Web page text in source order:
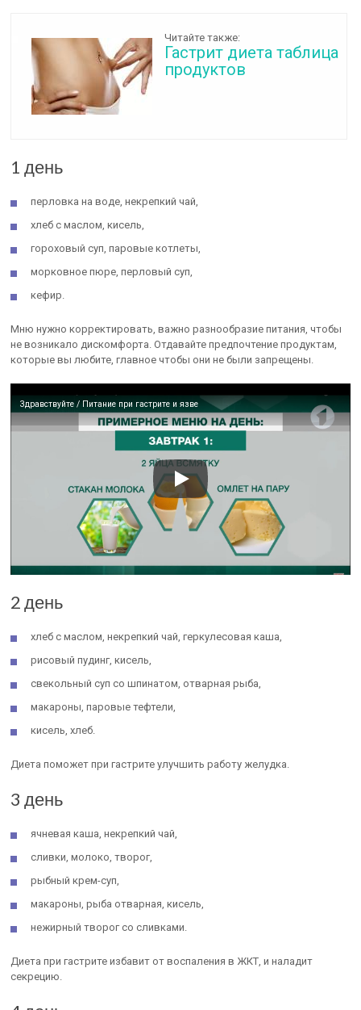
Читайте также:
Гастрит диета таблица
продуктов
1 день
перловка на воде, некрепкий чай,
хлеб с маслом, кисель,
гороховый суп, паровые котлеты,
морковное пюре, перловый суп,
кефир.
Мню нужно корректировать, важно разнообразие питания, чтобы
не возникало дискомфорта. Отдавайте предпочтение продуктам,
которые вы любите, главное чтобы они не были запрещены.
Здравствуйте / Питание при гастрите и язве
2 день
хлеб с маслом, некрепкий чай, геркулесовая каша,
рисовый пудинг, кисель,
свекольный суп со шпинатом, отварная рыба,
макароны, паровые тефтели,
кисель, хлеб.
Диета поможет при гастрите улучшить работу желудка.
3 день
ячневая каша, некрепкий чай,
сливки, молоко, творог,
рыбный крем-суп,
макароны, рыба отварная, кисель,
нежирный творог со сливками.
Диета при гастрите избавит от воспаления в ЖКТ, и наладит
секрецию.